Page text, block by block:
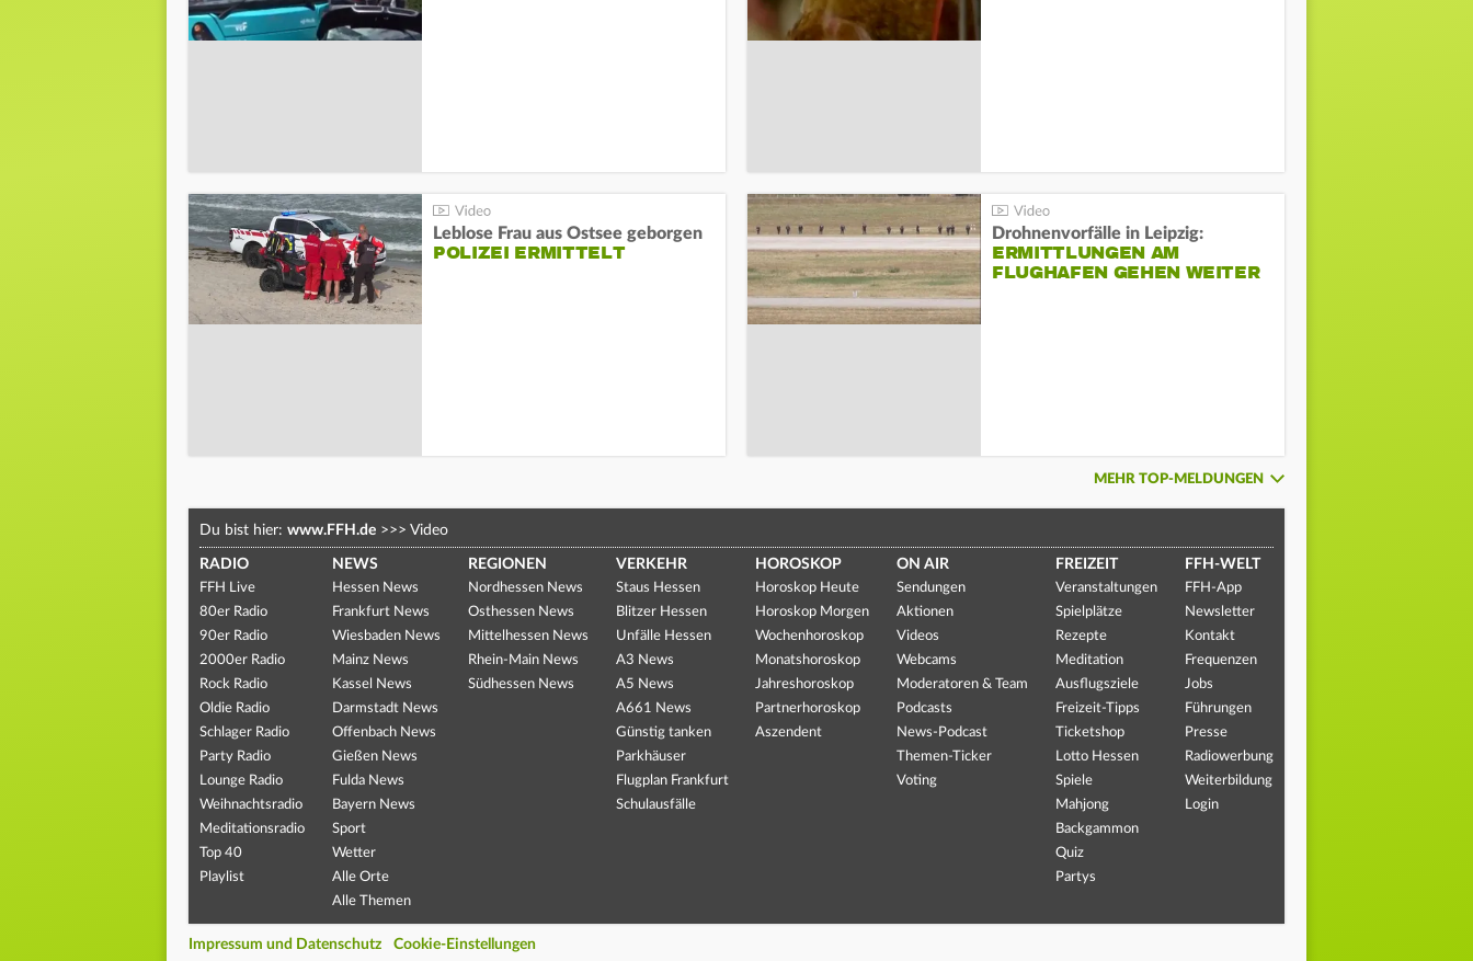
Leblose Frau aus Ostsee geborgen
POLIZEI ERMITTELT
Drohnenvorfälle in Leipzig:
ERMITTLUNGEN AM
FLUGHAFEN GEHEN WEITER
MEHR TOP-MELDUNGEN
Du bist hier: www.FFH.de >>> Video
RADIO
FFH Live
80er Radio
90er Radio
2000er Radio
Rock Radio
Oldie Radio
Schlager Radio
Party Radio
Lounge Radio
Weihnachtsradio
Meditationsradio
Top 40
Playlist
NEWS
Hessen News
Frankfurt News
Wiesbaden News
Mainz News
Kassel News
Darmstadt News
Offenbach News
Gießen News
Fulda News
Bayern News
Sport
Wetter
Alle Orte
Alle Themen
REGIONEN
Nordhessen News
Osthessen News
Mittelhessen News
Rhein-Main News
Südhessen News
VERKEHR
Staus Hessen
Blitzer Hessen
Unfälle Hessen
A3 News
A5 News
A661 News
Günstig tanken
Parkhäuser
Flugplan Frankfurt
Schulausfälle
HOROSKOP
Horoskop Heute
Horoskop Morgen
Wochenhoroskop
Monatshoroskop
Jahreshoroskop
Partnerhoroskop
Aszendent
ON AIR
Sendungen
Aktionen
Videos
Webcams
Moderatoren & Team
Podcasts
News-Podcast
Themen-Ticker
Voting
FREIZEIT
Veranstaltungen
Spielplätze
Rezepte
Meditation
Ausflugsziele
Freizeit-Tipps
Ticketshop
Lotto Hessen
Spiele
Mahjong
Backgammon
Quiz
Partys
FFH-WELT
FFH-App
Newsletter
Kontakt
Frequenzen
Jobs
Führungen
Presse
Radiowerbung
Weiterbildung
Login
Impressum und Datenschutz Cookie-Einstellungen